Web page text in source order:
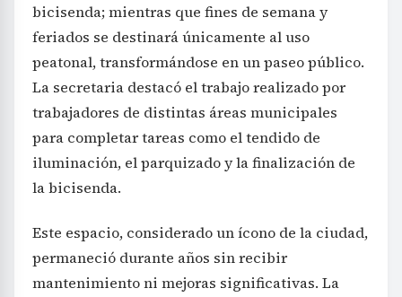
bicisenda; mientras que fines de semana y
feriados se destinará únicamente al uso
peatonal, transformándose en un paseo público.
La secretaria destacó el trabajo realizado por
trabajadores de distintas áreas municipales
para completar tareas como el tendido de
iluminación, el parquizado y la finalización de
la bicisenda.
Este espacio, considerado un ícono de la ciudad,
permaneció durante años sin recibir
mantenimiento ni mejoras significativas. La